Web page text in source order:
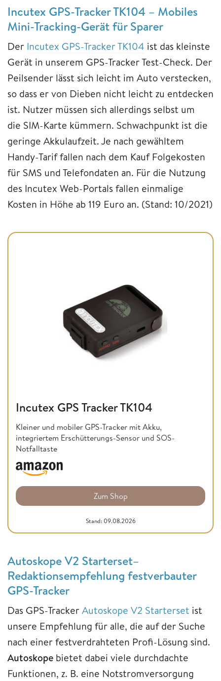
Incutex GPS-Tracker TK104 – Mobiles
Mini-Tracking-Gerät für Sparer
Der Incutex GPS-Tracker TK104 ist das kleinste
Gerät in unserem GPS-Tracker Test-Check. Der
Peilsender lässt sich leicht im Auto verstecken,
so dass er von Dieben nicht leicht zu entdecken
ist. Nutzer müssen sich allerdings selbst um
die SIM-Karte kümmern. Schwachpunkt ist die
geringe Akkulaufzeit. Je nach gewähltem
Handy-Tarif fallen nach dem Kauf Folgekosten
für SMS und Telefondaten an. Für die Nutzung
des Incutex Web-Portals fallen einmalige
Kosten in Höhe ab 119 Euro an. (Stand: 10/2021)
Incutex GPS Tracker TK104
Kleiner und mobiler GPS-Tracker mit Akku,
integriertem Erschütterungs-Sensor und SOS-
Notfalltaste
Zum Shop
Stand: 09.08.2026
Autoskope V2 Starterset–
Redaktionsempfehlung festverbauter
GPS-Tracker
Das GPS-TrackerAutoskope V2 Starterset ist
unsere Empfehlung für alle, die auf der Suche
nach einer festverdrahteten Profi-Lösung sind.
Autoskope bietet dabei viele durchdachte
Funktionen, z. B. eine Notstromversorgung